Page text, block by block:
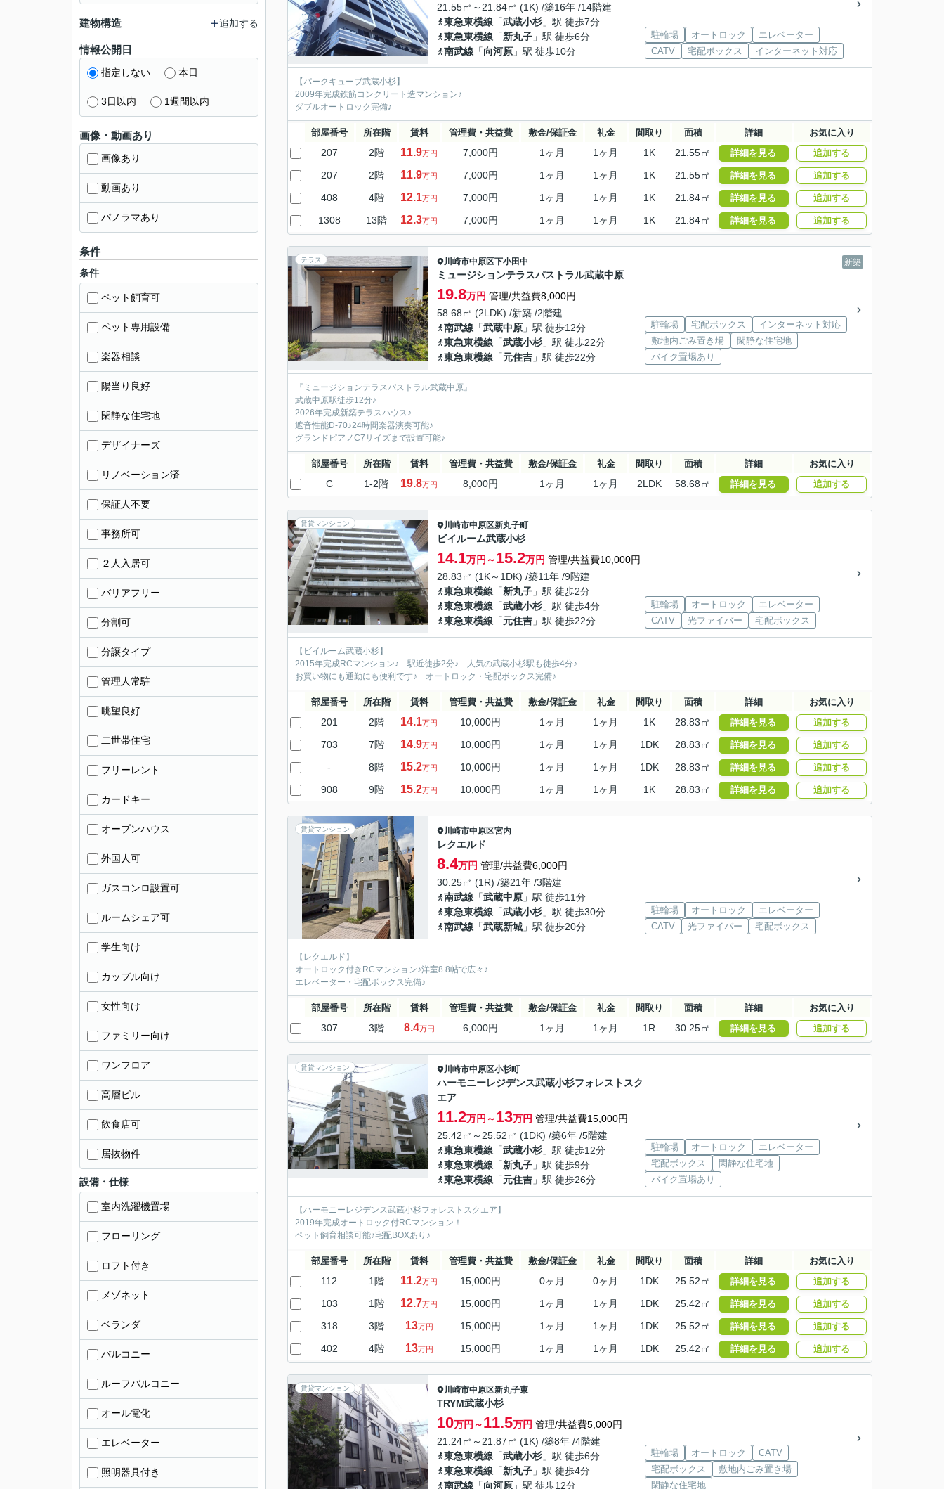
21.55㎡～21.84㎡ (1K) /築16年 /14階建
東急東横線 「武蔵小杉 」駅 徒歩7分
東急東横線 「新丸子 」駅 徒歩6分
南武線 「向河原 」駅 徒歩10分
駐輪場 オートロック
エレベーター
CATV
宅配ボックス インターネット対応
【パークキューブ武蔵小杉】
2009年完成鉄筋コンクリート造マンション♪
ダブルオートロック完備♪
部屋番号 所在階 賃料 管理費・共益費 敷金/保証金 礼金 間取り 面積 詳細 お気に入り
207 2階 11.9万円 7,000円 1ヶ月 1ヶ月 1K 21.55㎡ 詳細を見る 追加する
207 2階 11.9万円 7,000円 1ヶ月 1ヶ月 1K 21.55㎡ 詳細を見る 追加する
408 4階 12.1万円 7,000円 1ヶ月 1ヶ月 1K 21.84㎡ 詳細を見る 追加する
1308 13階 12.3万円 7,000円 1ヶ月 1ヶ月 1K 21.84㎡ 詳細を見る 追加する
テラス 新築
川崎市中原区下小田中
ミュージションテラスパストラル武蔵中原
19.8万円 管理/共益費8,000円
58.68㎡ (2LDK) /新築 /2階建
南武線 「武蔵中原 」駅 徒歩12分
東急東横線 「武蔵小杉 」駅 徒歩22分
東急東横線 「元住吉 」駅 徒歩22分
駐輪場 宅配ボックス
インターネット対応
敷地内ごみ置き場
閑静な住宅地
バイク置場あり
『ミュージションテラスパストラル武蔵中原』
武蔵中原駅徒歩12分♪
2026年完成新築テラスハウス♪
遮音性能D-70♪24時間楽器演奏可能♪
グランドピアノC7サイズまで設置可能♪
部屋番号 所在階 賃料 管理費・共益費 敷金/保証金 礼金 間取り 面積 詳細 お気に入り
C 1-2階 19.8万円 8,000円 1ヶ月 1ヶ月 2LDK 58.68㎡ 詳細を見る 追加する
賃貸マンション 川崎市中原区新丸子町
ビイルーム武蔵小杉
14.1万円～15.2万円 管理/共益費10,000円
28.83㎡ (1K～1DK) /築11年 /9階建
東急東横線 「新丸子 」駅 徒歩2分
東急東横線 「武蔵小杉 」駅 徒歩4分
東急東横線 「元住吉 」駅 徒歩22分
駐輪場 オートロック
エレベーター
CATV
光ファイバー 宅配ボックス
【ビイルーム武蔵小杉】
2015年完成RCマンション♪ 駅近徒歩2分♪ 人気の武蔵小杉駅も徒歩4分♪
お買い物にも通勤にも便利です♪ オートロック・宅配ボックス完備♪
部屋番号 所在階 賃料 管理費・共益費 敷金/保証金 礼金 間取り 面積 詳細 お気に入り
201 2階 14.1万円 10,000円 1ヶ月 1ヶ月 1K 28.83㎡ 詳細を見る 追加する
703 7階 14.9万円 10,000円 1ヶ月 1ヶ月 1DK 28.83㎡ 詳細を見る 追加する
- 8階 15.2万円 10,000円 1ヶ月 1ヶ月 1DK 28.83㎡ 詳細を見る 追加する
908 9階 15.2万円 10,000円 1ヶ月 1ヶ月 1K 28.83㎡ 詳細を見る 追加する
賃貸マンション 川崎市中原区宮内
レクエルド
8.4万円 管理/共益費6,000円
30.25㎡ (1R) /築21年 /3階建
南武線 「武蔵中原 」駅 徒歩11分
東急東横線 「武蔵小杉 」駅 徒歩30分
南武線 「武蔵新城 」駅 徒歩20分
駐輪場 オートロック
エレベーター
CATV
光ファイバー 宅配ボックス
【レクエルド】
オートロック付きRCマンション♪洋室8.8帖で広々♪
エレベーター・宅配ボックス完備♪
部屋番号 所在階 賃料 管理費・共益費 敷金/保証金 礼金 間取り 面積 詳細 お気に入り
307 3階 8.4万円 6,000円 1ヶ月 1ヶ月 1R 30.25㎡ 詳細を見る 追加する
賃貸マンション 川崎市中原区小杉町
ハーモニーレジデンス武蔵小杉フォレストスク
エア
11.2万円～13万円 管理/共益費15,000円
25.42㎡～25.52㎡ (1DK) /築6年 /5階建
東急東横線 「武蔵小杉 」駅 徒歩12分
東急東横線 「新丸子 」駅 徒歩9分
東急東横線 「元住吉 」駅 徒歩26分
駐輪場 オートロック
エレベーター
宅配ボックス
閑静な住宅地
バイク置場あり
【ハーモニーレジデンス武蔵小杉フォレストスクエア】
2019年完成オートロック付RCマンション！
ペット飼育相談可能♪宅配BOXあり♪
部屋番号 所在階 賃料 管理費・共益費 敷金/保証金 礼金 間取り 面積 詳細 お気に入り
112 1階 11.2万円 15,000円 0ヶ月 0ヶ月 1DK 25.52㎡ 詳細を見る 追加する
103 1階 12.7万円 15,000円 1ヶ月 1ヶ月 1DK 25.42㎡ 詳細を見る 追加する
318 3階 13万円 15,000円 1ヶ月 1ヶ月 1DK 25.52㎡ 詳細を見る 追加する
402 4階 13万円 15,000円 1ヶ月 1ヶ月 1DK 25.42㎡ 詳細を見る 追加する
賃貸マンション 川崎市中原区新丸子東
TRYM武蔵小杉
10万円～11.5万円 管理/共益費5,000円
21.24㎡～21.87㎡ (1K) /築8年 /4階建
東急東横線 「武蔵小杉 」駅 徒歩6分
東急東横線 「新丸子 」駅 徒歩4分
南武線 「向河原 」駅 徒歩12分
駐輪場 オートロック
CATV
宅配ボックス
敷地内ごみ置き場
閑静な住宅地
建物構造 追加する
情報公開日
指定しない 本日
3日以内 1週間以内
画像・動画あり
画像あり
動画あり
パノラマあり
条件
条件
ペット飼育可
ペット専用設備
楽器相談
陽当り良好
閑静な住宅地
デザイナーズ
リノベーション済
保証人不要
事務所可
２人入居可
バリアフリー
分割可
分譲タイプ
管理人常駐
眺望良好
二世帯住宅
フリーレント
カードキー
オープンハウス
外国人可
ガスコンロ設置可
ルームシェア可
学生向け
カップル向け
女性向け
ファミリー向け
ワンフロア
高層ビル
飲食店可
居抜物件
設備・仕様
室内洗濯機置場
フローリング
ロフト付き
メゾネット
ベランダ
バルコニー
ルーフバルコニー
オール電化
エレベーター
照明器具付き